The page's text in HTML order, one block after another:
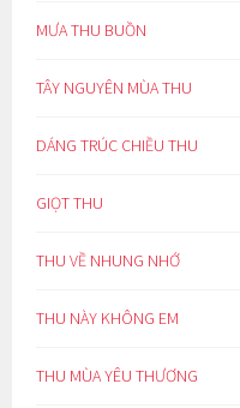
MƯA THU BUỒN
TÂY NGUYÊN MÙA THU
DÁNG TRÚC CHIỀU THU
GIỌT THU
THU VỀ NHUNG NHỚ
THU NÀY KHÔNG EM
THU MÙA YÊU THƯƠNG